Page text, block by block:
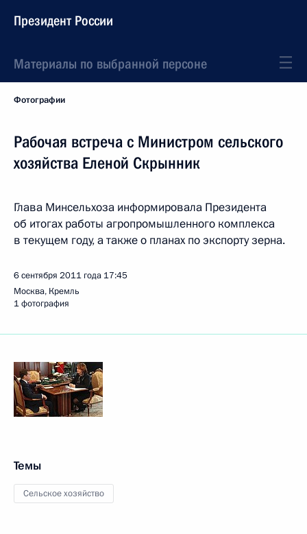
Президент России
Материалы по выбранной персоне
Фотографии
Рабочая встреча с Министром сельского
хозяйства Еленой Скрынник
Глава Минсельхоза информировала Президента
об итогах работы агропромышленного комплекса
в текущем году, а также о планах по экспорту зерна.
6 сентября 2011 года 17:45
Москва, Кремль
1 фотография
Темы
Сельское хозяйство